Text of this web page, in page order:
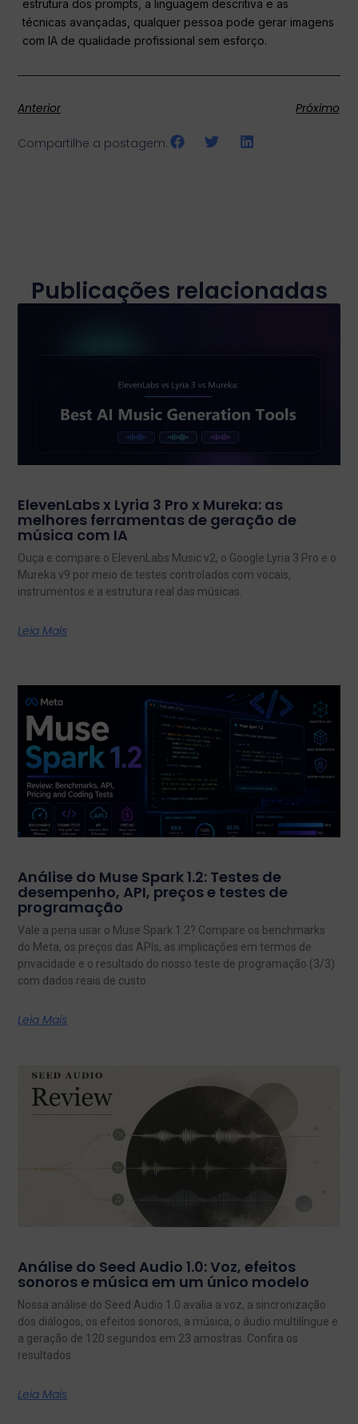
estrutura dos prompts, a linguagem descritiva e as
técnicas avançadas, qualquer pessoa pode gerar imagens
com IA de qualidade profissional sem esforço.
Anterior Próximo
Compartilhe a postagem:
Publicações relacionadas
ElevenLabs x Lyria 3 Pro x Mureka: as
melhores ferramentas de geração de
música com IA
Ouça e compare o ElevenLabs Music v2, o Google Lyria 3 Pro e o
Mureka v9 por meio de testes controlados com vocais,
instrumentos e a estrutura real das músicas.
Leia Mais
Análise do Muse Spark 1.2: Testes de
desempenho, API, preços e testes de
programação
Vale a pena usar o Muse Spark 1.2? Compare os benchmarks
do Meta, os preços das APIs, as implicações em termos de
privacidade e o resultado do nosso teste de programação (3/3)
com dados reais de custo.
Leia Mais
Análise do Seed Audio 1.0: Voz, efeitos
sonoros e música em um único modelo
Nossa análise do Seed Audio 1.0 avalia a voz, a sincronização
dos diálogos, os efeitos sonoros, a música, o áudio multilíngue e
a geração de 120 segundos em 23 amostras. Confira os
resultados.
Leia Mais